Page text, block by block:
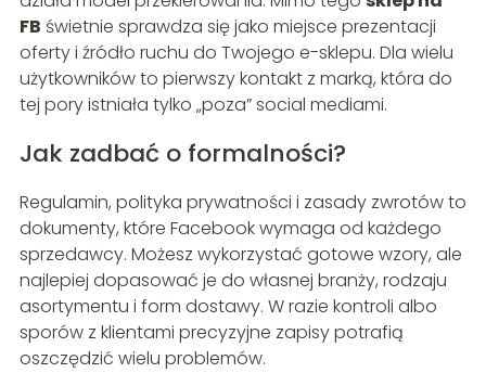
FB świetnie sprawdza się jako miejsce prezentacji
oferty i źródło ruchu do Twojego e-sklepu. Dla wielu
użytkowników to pierwszy kontakt z marką, która do
tej pory istniała tylko „poza” social mediami.
Jak zadbać o formalności?
Regulamin, polityka prywatności i zasady zwrotów to
dokumenty, które Facebook wymaga od każdego
sprzedawcy. Możesz wykorzystać gotowe wzory, ale
najlepiej dopasować je do własnej branży, rodzaju
asortymentu i form dostawy. W razie kontroli albo
sporów z klientami precyzyjne zapisy potrafią
oszczędzić wielu problemów.